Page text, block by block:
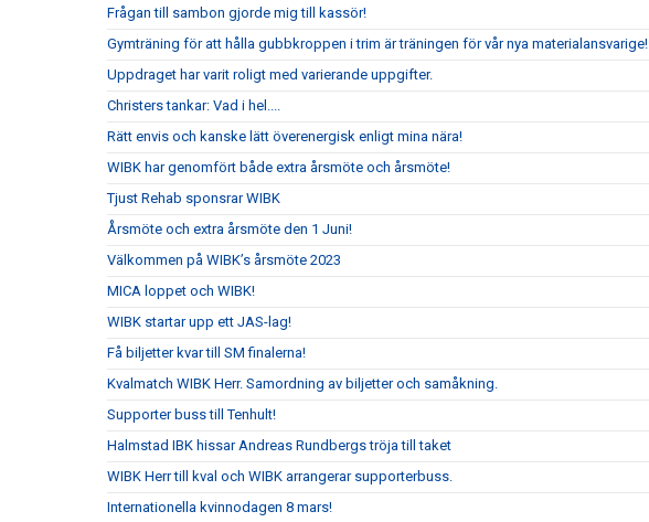
Frågan till sambon gjorde mig till kassör!
Gymträning för att hålla gubbkroppen i trim är träningen för vår nya materialansvarige!
Uppdraget har varit roligt med varierande uppgifter.
Christers tankar: Vad i hel....
Rätt envis och kanske lätt överenergisk enligt mina nära!
WIBK har genomfört både extra årsmöte och årsmöte!
Tjust Rehab sponsrar WIBK
Årsmöte och extra årsmöte den 1 Juni!
Välkommen på WIBK’s årsmöte 2023
MICA loppet och WIBK!
WIBK startar upp ett JAS-lag!
Få biljetter kvar till SM finalerna!
Kvalmatch WIBK Herr. Samordning av biljetter och samåkning.
Supporter buss till Tenhult!
Halmstad IBK hissar Andreas Rundbergs tröja till taket
WIBK Herr till kval och WIBK arrangerar supporterbuss.
Internationella kvinnodagen 8 mars!